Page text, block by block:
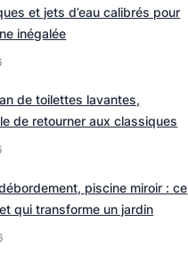
et jets d’eau calibrés pour
inégalée
de toilettes lavantes,
de retourner aux classiques
piscine miroir : ce
qui transforme un jardin